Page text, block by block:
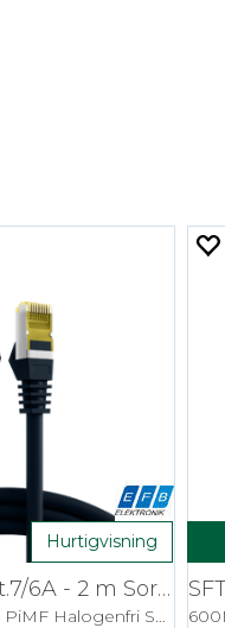
Hurtigvisning
SFTP Patch Cat.7/6A - 2 m Sort LSZH
600MHz 26/27AWG PiMF Halogenfri Snagless